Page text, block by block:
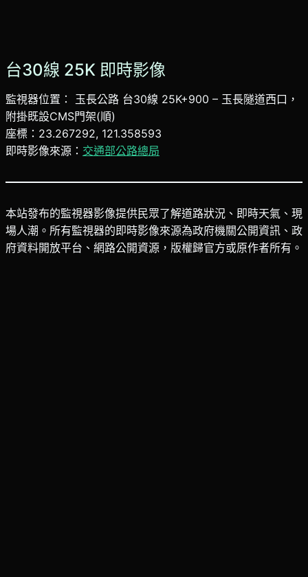
台30線 25K 即時影像
監視器位置： 玉長公路 台30線 25K+900 – 玉長隧道西口，
附掛既設CMS門架(順)
座標：23.267292, 121.358593
即時影像來源： 交通部公路總局
本站發布的監視器影像提供民眾了解道路狀況、即時天氣、現
場人潮。所有監視器的即時影像來源為政府機關公開資訊、政
府資料開放平台、網路公開資源，版權歸官方或原作者所有。